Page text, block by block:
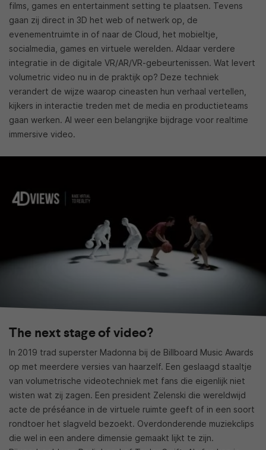
films, games en entertainment setting te plaatsen. Tevens
gaan zij direct in 3D het web of netwerk op, de
evenementruimte in of naar de Cloud, het mobieltje,
socialmedia, games en virtuele werelden. Aldaar verdere
integratie in de digitale VR/AR/VR-gebeurtenissen. Wat levert
volumetric video nu in de praktijk op? Deze techniek
verandert de wijze waarop cineasten hun verhaal vertellen,
kijkers in interactie treden met de media en productieteams
gaan werken. Al weer een belangrijke bijdrage voor realtime
immersive video.
The next stage of video?
In 2019 trad superster Madonna bij de Billboard Music Awards
op met meerdere versies van haarzelf. Een geslaagd staaltje
van volumetrische videotechniek met fans die eigenlijk niet
wisten wat zij zagen. Een president Zelenski die wereldwijd
acte de préséance in de virtuele ruimte geeft of in een soort
rondtoer het slagveld bezoekt. Overdonderende muziekclips
die wel in een andere dimensie gemaakt lijkt te zijn.